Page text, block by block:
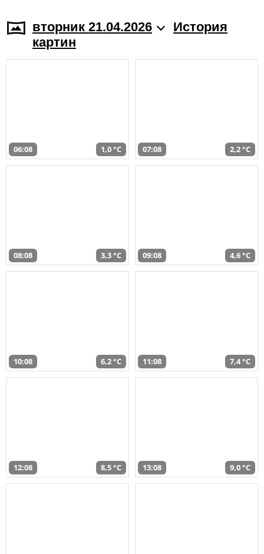
вторник 21.04.2026
История
картин
06:08 1,0 °C 07:08 2,2 °C
08:08 3,3 °C 09:08 4,6 °C
10:08 6,2 °C 11:08 7,4 °C
12:08 8,5 °C 13:08 9,0 °C